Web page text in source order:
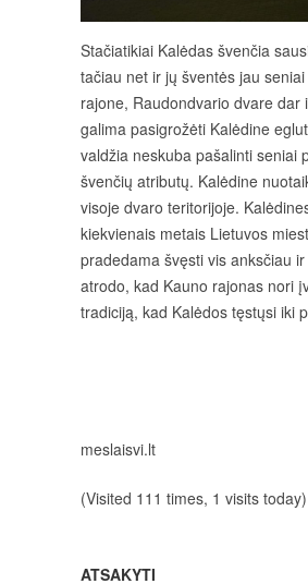
Stačiatikiai Kalėdas švenčia
tačiau net ir jų šventės jau
rajone, Raudondvario dvare dar
galima pasigrožėti Kalėdine
valdžia neskuba pašalinti seniai
švenčių atributų. Kalėdine
visoje dvaro teritorijoje.
kiekvienais metais Lietuvos
pradedama švęsti vis anksčiau
atrodo, kad Kauno rajonas nori
tradiciją, kad Kalėdos tęstųsi iki
meslaisvi.lt
(Visited 111 times, 1 visits today)
ATSAKYTI